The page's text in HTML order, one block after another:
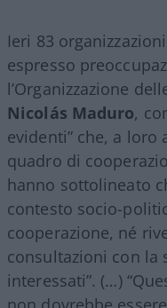
Ieri 83
espresso
l’Organizzazione
Nicolás Maduro,
evidenti” che, a
quadro di
hanno sottolineato
contesto socio-
cooperazione, né
consultazioni con la
interessati”. (…)